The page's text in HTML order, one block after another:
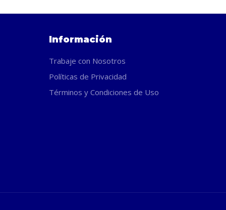
Información
Trabaje con Nosotros
Políticas de Privacidad
Términos y Condiciones de Uso